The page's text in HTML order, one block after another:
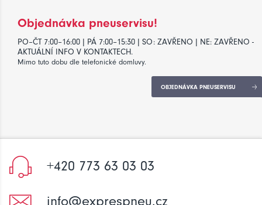
Objednávka pneuservisu!
PO–ČT 7:00–16:00 | PÁ 7:00–15:30 | SO: ZAVŘENO | NE: ZAVŘENO -
AKTUÁLNÍ INFO V KONTAKTECH.
Mimo tuto dobu dle telefonické domluvy.
OBJEDNÁVKA PNEUSERVISU
+420 773 63 03 03
info@exprespneu.cz